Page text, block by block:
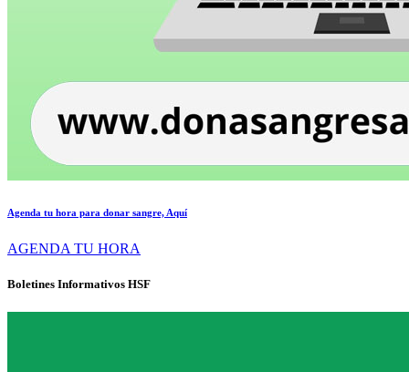
Agenda tu hora para donar sangre, Aquí
AGENDA TU HORA
Boletines Informativos HSF